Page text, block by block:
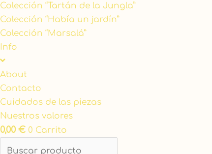
Colección “Tartán de la Jungla”
Colección “Había un jardín”
Colección “Marsalá”
Info
About
Contacto
Cuidados de las piezas
Nuestros valores
0,00 € 0 Carrito